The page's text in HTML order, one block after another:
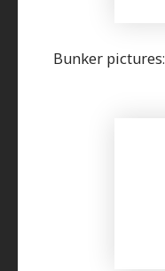
Bunker pictures: